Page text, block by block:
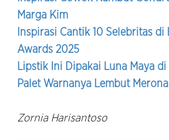
Marga Kim
Inspirasi Cantik 10 Selebritas
Awards 2025
Lipstik Ini Dipakai Luna Maya
Palet Warnanya Lembut Merona
Zornia Harisantoso